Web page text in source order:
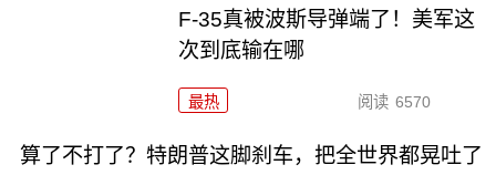
F-35真被波斯导弹端了！美军这
次到底输在哪
最热 阅读 6570
算了不打了？特朗普这脚刹车，把全世界都晃吐了